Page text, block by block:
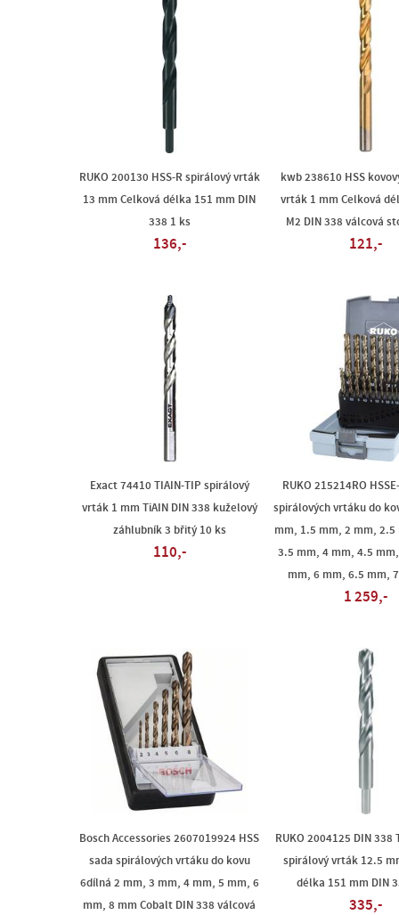
RUKO 200130 HSS-R spirálový vrták
13 mm Celková délka 151 mm DIN
338 1 ks
136,-
kwb 238610 HSS
vrták 1 mm Celková
M2 DIN 338 válcová
121,-
Exact 74410 TIAIN-TIP spirálový
vrták 1 mm TiAIN DIN 338 kuželový
záhlubník 3 břitý 10 ks
110,-
RUKO 215214RO
spirálových vrtáku do
mm, 1.5 mm, 2 mm, 2.5
3.5 mm, 4 mm, 4.5
mm, 6 mm, 6.5 mm,
1 259,-
Bosch Accessories 2607019924 HSS
sada spirálových vrtáku do kovu
6dílná 2 mm, 3 mm, 4 mm, 5 mm, 6
mm, 8 mm Cobalt DIN 338 válcová
RUKO 2004125 DIN 338
spirálový vrták 12.5
délka 151 mm DIN
335,-